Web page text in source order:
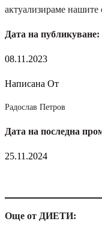
актуализираме нашите
Дата на публикуване:
08.11.2023
Написана От
Радослав Петров
Дата на последна
25.11.2024
Още от ДИЕТИ: